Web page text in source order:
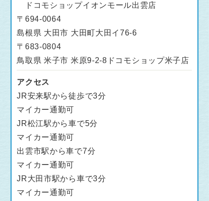
ドコモショップイオンモール出雲店
〒694-0064
島根県 大田市 大田町大田イ76-6
〒683-0804
鳥取県 米子市 米原9-2-8ドコモショップ米子店
アクセス
JR安来駅から徒歩で3分
マイカー通勤可
JR松江駅から車で5分
マイカー通勤可
出雲市駅から車で7分
マイカー通勤可
JR大田市駅から車で3分
マイカー通勤可